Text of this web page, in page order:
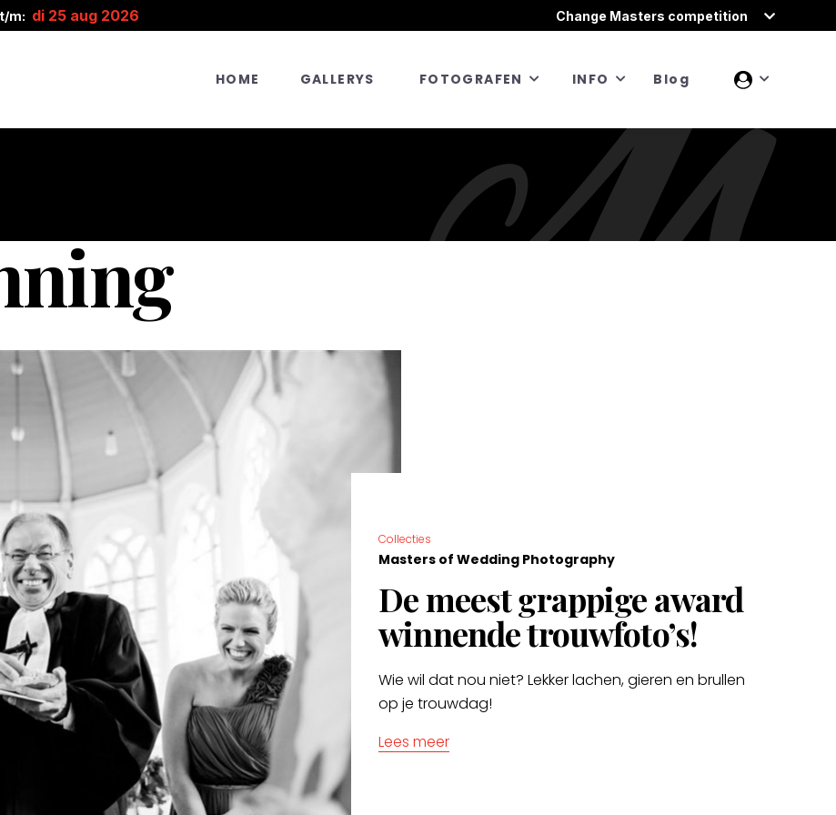
m: di 25 aug 2026 Change Masters competition
HOME GALLERYS FOTOGRAFEN INFO Blog
Collecties
Masters of Wedding Photography
De meest grappige award
winnende trouwfoto’s!
Wie wil dat nou niet? Lekker lachen, gieren en brullen
op je trouwdag!
Lees meer